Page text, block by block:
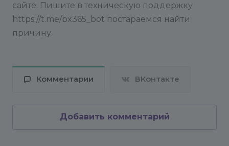
сайте. Пишите в техническую поддержку
https://t.me/bx365_bot постараемся найти
причину.
Комментарии ВКонтакте
Добавить комментарий